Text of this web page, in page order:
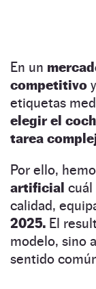
En un
competitivo
etiquetas
elegir el
tarea
Por ello,
artificial cuál
calidad,
2025. El
modelo, sino
sentido